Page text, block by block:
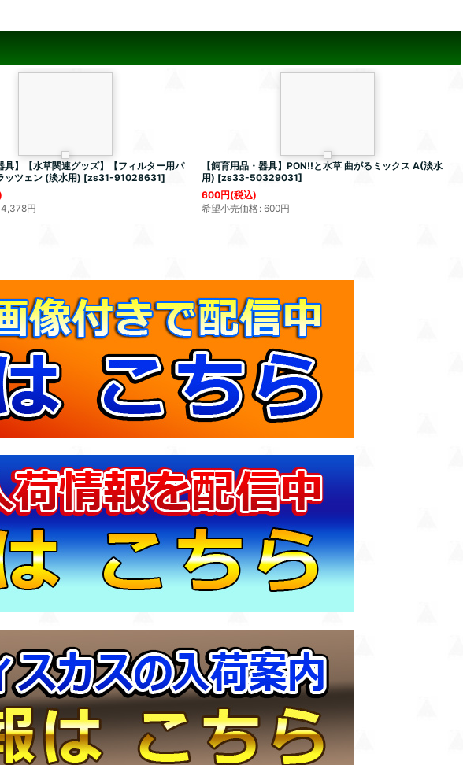
具】【水草関連グッズ】【フィルター用パ
ッツェン (淡水用) [zs31-91028631]
4,378円
【飼育用品・器具】PON!!と水草 曲がるミックス A(淡水
用) [zs33-50329031]
600円(税込)
希望小売価格: 600円